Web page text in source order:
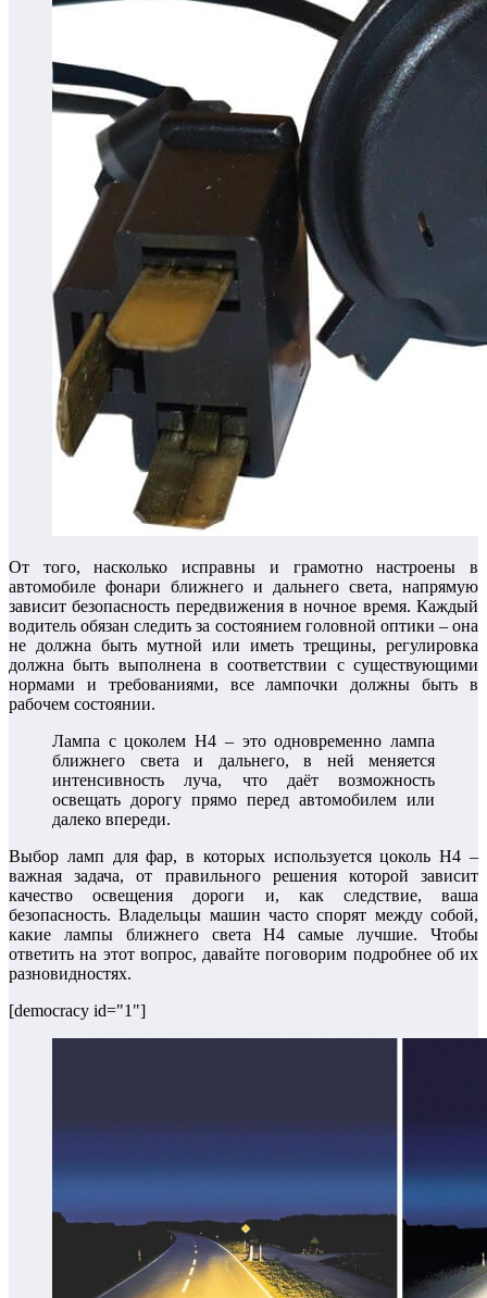
От того, насколько исправны и грамотно настроены в
автомобиле фонари ближнего и дальнего света, напрямую
зависит безопасность передвижения в ночное время. Каждый
водитель обязан следить за состоянием головной оптики – она
не должна быть мутной или иметь трещины, регулировка
должна быть выполнена в соответствии с существующими
нормами и требованиями, все лампочки должны быть в
рабочем состоянии.
Лампа с цоколем H4 – это одновременно лампа
ближнего света и дальнего, в ней меняется
интенсивность луча, что даёт возможность
освещать дорогу прямо перед автомобилем или
далеко впереди.
Выбор ламп для фар, в которых используется цоколь H4 –
важная задача, от правильного решения которой зависит
качество освещения дороги и, как следствие, ваша
безопасность. Владельцы машин часто спорят между собой,
какие лампы ближнего света H4 самые лучшие. Чтобы
ответить на этот вопрос, давайте поговорим подробнее об их
разновидностях.
[democracy id="1"]